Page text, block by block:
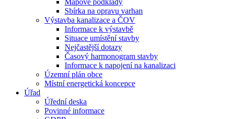
Mapové podklady
Sbírka na opravu varhan
Výstavba kanalizace a ČOV
Informace k výstavbě
Situace umístění stavby
Nejčastější dotazy
Časový harmonogram stavby
Informace k napojení na kanalizaci
Územní plán obce
Místní energetická koncepce
Úřad
Úřední deska
Povinné informace